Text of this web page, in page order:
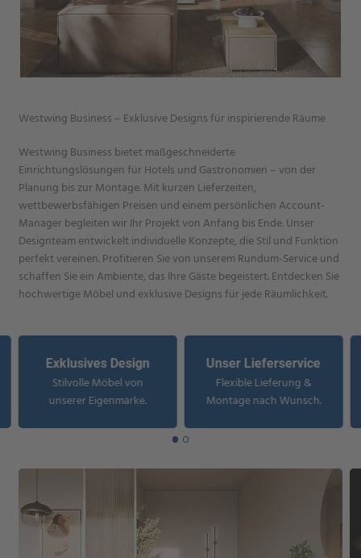
Westwing Business – Exklusive Designs für inspirierende Räume
Westwing Business bietet maßgeschneiderte
Einrichtungslösungen für Hotels und Gastronomien – von der
Planung bis zur Montage. Mit kurzen Lieferzeiten,
wettbewerbsfähigen Preisen und einem persönlichen Account-
Manager begleiten wir Ihr Projekt von Anfang bis Ende. Unser
Designteam entwickelt individuelle Konzepte, die Stil und Funktion
perfekt vereinen. Profitieren Sie von unserem Rundum-Service und
schaffen Sie ein Ambiente, das Ihre Gäste begeistert. Entdecken Sie
hochwertige Möbel und exklusive Designs für jede Räumlichkeit.
Exklusives Design
Stilvolle Möbel von
unserer Eigenmarke.
Unser Lieferservice
Flexible Lieferung &
Montage nach Wunsch.